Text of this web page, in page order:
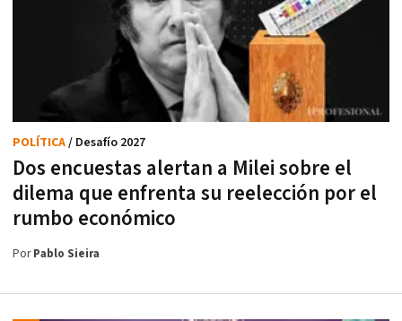
Dos encuestas alertan a Milei sobre el
dilema que enfrenta su reelección por el
rumbo económico
POLÍTICA/ Desafío 2027
PorPablo Sieira